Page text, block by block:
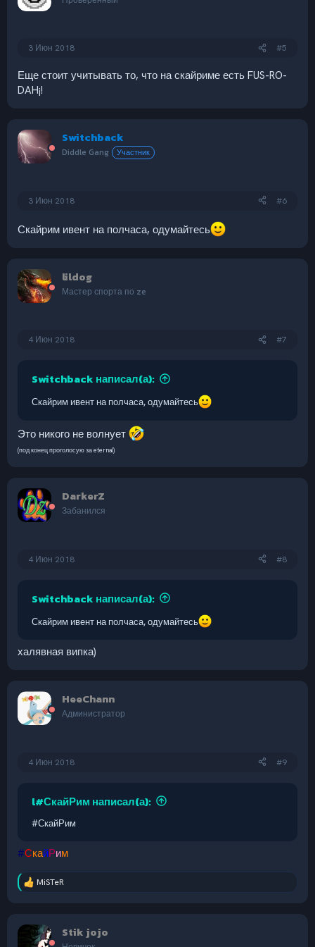
и
3 Июн 2018 #5
Еще стоит учитывать то, что на скайриме есть FUS-RO-
DAH¡!
Switchback
Diddle Gang Участник
3 Июн 2018 #6
Скайрим ивент на полчаса, одумайтесь
lildog
Мастер спорта по ze
4 Июн 2018 #7
Switchback написал(а):
Скайрим ивент на полчаса, одумайтесь
Это никого не волнует
(под конец проголосую за eternal)
DarkerZ
Забанился
4 Июн 2018 #8
Switchback написал(а):
Скайрим ивент на полчаса, одумайтесь
халявная випка)
HeeChann
Администратор
4 Июн 2018 #9
l#СкайРим написал(а):
#СкайРим
#CкайРим
Р
MiSTeR
Stik jojo